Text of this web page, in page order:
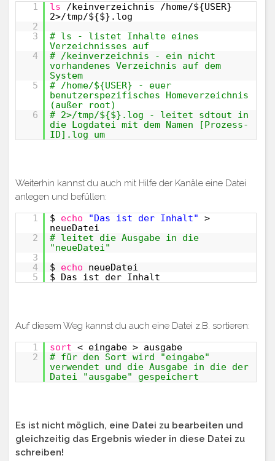
1
ls
/keinverzeichnis /home/${USER}
2>/tmp/${$}.log
2
3
# ls - listet Inhalte eines
Verzeichnisses auf
4
# /keinverzeichnis - ein nicht
vorhandenes Verzeichnis auf dem
System
5
# /home/${USER} - euer
benutzerspezifisches Homeverzeichnis
(außer root)
6
# 2>/tmp/${$}.log - leitet sdtout in
die Logdatei mit dem Namen [Prozess-
ID].log um
Weiterhin kannst du auch mit Hilfe der Kanäle eine Datei
anlegen und befüllen:
1
$ echo "Das ist der Inhalt"
>
neueDatei
2
# leitet die Ausgabe in die
"neueDatei"
3
4
$ echo
neueDatei
5
$ Das ist der Inhalt
Auf diesem Weg kannst du auch eine Datei z.B. sortieren:
1
sort < eingabe > ausgabe
2
# für den Sort wird "eingabe"
verwendet und die Ausgabe in die der
Datei "ausgabe" gespeichert
Es ist nicht möglich, eine Datei zu bearbeiten und
gleichzeitig das Ergebnis wieder in diese Datei zu
schreiben!